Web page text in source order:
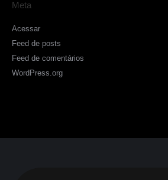
Meta
Acessar
Feed de posts
Feed de comentários
WordPress.org